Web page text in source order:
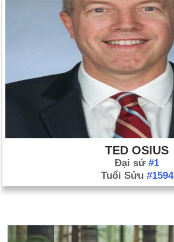
TED OSIUS
Đại sứ #1
Tuổi Sửu #1594